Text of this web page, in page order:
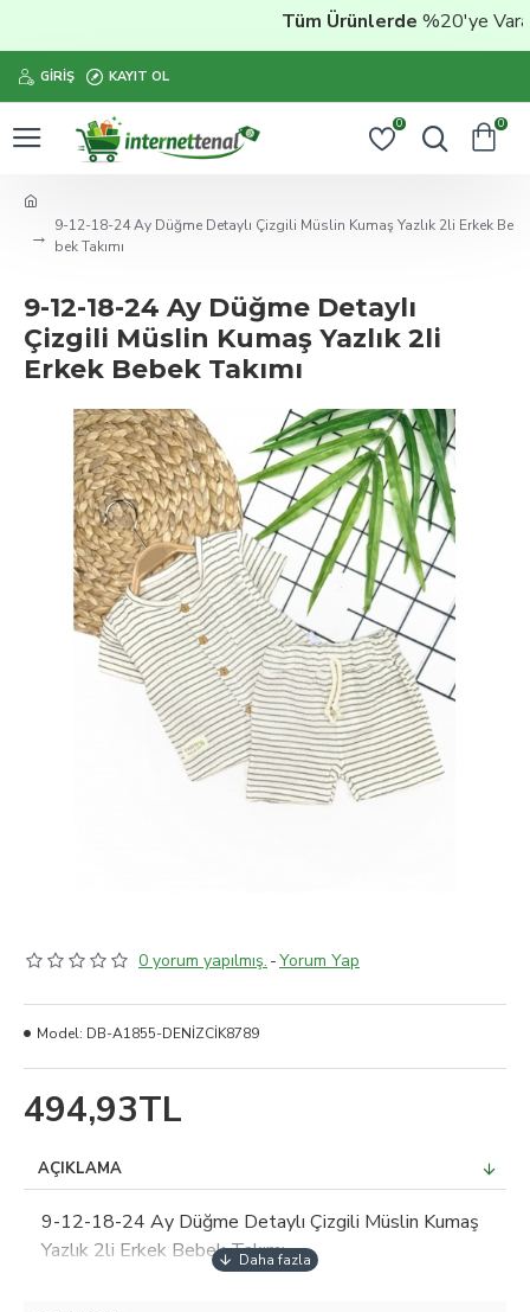
Tüm Ürünlerde%20'ye Varan
GIRIŞ KAYIT OL
0 0
9-12-18-24 Ay Düğme Detaylı Çizgili Müslin Kumaş Yazlık 2li Erkek Be
bek Takımı
9-12-18-24 Ay Düğme Detaylı
Çizgili Müslin Kumaş Yazlık 2li
Erkek Bebek Takımı
0 yorum yapılmış. -Yorum Yap
494,93TL
Model: DB-A1855-DENİZCİK8789
AÇIKLAMA
9-12-18-24 Ay Düğme Detaylı Çizgili Müslin Kumaş
Yazlık 2li Erkek Bebek Takımı